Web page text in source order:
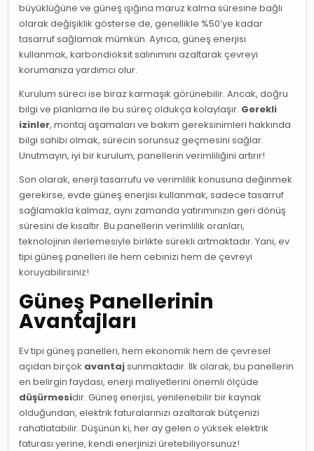
büyüklüğüne ve güneş ışığına maruz kalma süresine bağlı
olarak değişiklik gösterse de, genellikle %50’ye kadar
tasarruf sağlamak mümkün. Ayrıca, güneş enerjisi
kullanmak, karbondioksit salınımını azaltarak çevreyi
korumanıza yardımcı olur.
Kurulum süreci ise biraz karmaşık görünebilir. Ancak, doğru
bilgi ve planlama ile bu süreç oldukça kolaylaşır. Gerekli
izinler, montaj aşamaları ve bakım gereksinimleri hakkında
bilgi sahibi olmak, sürecin sorunsuz geçmesini sağlar.
Unutmayın, iyi bir kurulum, panellerin verimliliğini artırır!
Son olarak, enerji tasarrufu ve verimlilik konusuna değinmek
gerekirse, evde güneş enerjisi kullanmak, sadece tasarruf
sağlamakla kalmaz, aynı zamanda yatırımınızın geri dönüş
süresini de kısaltır. Bu panellerin verimlilik oranları,
teknolojinin ilerlemesiyle birlikte sürekli artmaktadır. Yani, ev
tipi güneş panelleri ile hem cebinizi hem de çevreyi
koruyabilirsiniz!
Güneş Panellerinin
Avantajları
Ev tipi güneş panelleri, hem ekonomik hem de çevresel
açıdan birçok avantajsunmaktadır. İlk olarak, bu panellerin
en belirgin faydası, enerji maliyetlerini önemli ölçüde
düşürmesidir. Güneş enerjisi, yenilenebilir bir kaynak
olduğundan, elektrik faturalarınızı azaltarak bütçenizi
rahatlatabilir. Düşünün ki, her ay gelen o yüksek elektrik
faturası yerine, kendi enerjinizi üretebiliyorsunuz!